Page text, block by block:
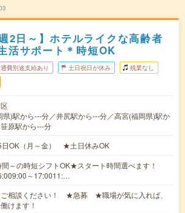
2日～】ホテルライクな高齢者
活サポート＊時短OK
費別途支給あり 土日祝日が休み 残業なし
県)駅から---分／井尻駅から---分／高宮(福岡県)駅か
原駅から---分
日OK（月～金） ★土日休みOK
～の時短シフトOK★スタート時間選べます！
～17:0011:…
ご相談ください！ ★急募 ★職場が気に入れば、
けます！